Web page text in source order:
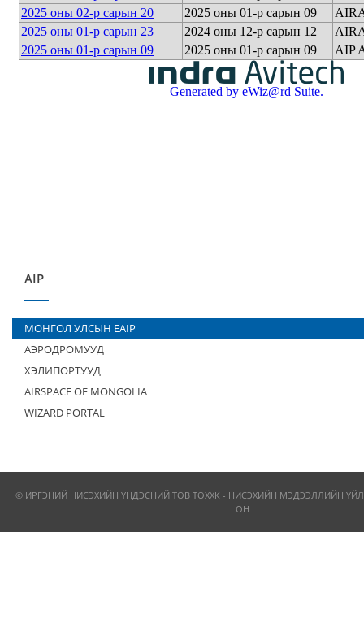
AIP
МОНГОЛ УЛСЫН EAIP
АЭРОДРОМУУД
ХЭЛИПОРТУУД
AIRSPACE OF MONGOLIA
WIZARD PORTAL
© ИРГЭНИЙ НИСЭХИЙН ҮНДЭСНИЙ ТӨВ ТӨХХК - НИСЭХИЙН МЭДЭЭЛЛИЙН
ОН